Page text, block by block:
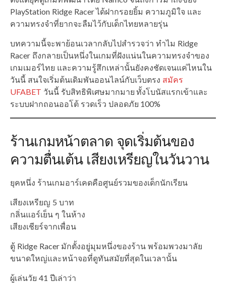
PlayStation Ridge Racer ได้ฝากรอยยิ้ม ความภูมิใจ และ
ความทรงจำที่ยากจะลืมไว้กับเด็กไทยหลายรุ่น
บทความนี้จะพาย้อนเวลากลับไปสำรวจว่า ทำไม Ridge
Racer ถึงกลายเป็นหนึ่งในเกมที่ฝังแน่นในความทรงจำของ
เกมเมอร์ไทย และความรู้สึกเหล่านั้นยังคงชัดเจนแค่ไหนใน
วันนี้ สนใจเริ่มต้นเดิมพันออนไลน์กับเว็บตรง สมัคร
UFABET วันนี้ รับสิทธิพิเศษมากมาย ทั้งโบนัสแรกเข้าและ
ระบบฝากถอนออโต้ รวดเร็ว ปลอดภัย 100%
ร้านเกมหน้าตลาด จุดเริ่มต้นของ
ความตื่นเต้น เสียงเหรียญในวันวาน
ยุคหนึ่ง ร้านเกมอาร์เคดคือศูนย์รวมของเด็กนักเรียน
เสียงเหรียญ 5 บาท
กลิ่นแอร์เย็น ๆ ในห้าง
เสียงเชียร์จากเพื่อน
ตู้ Ridge Racer มักตั้งอยู่มุมหนึ่งของร้าน พร้อมพวงมาลัย
ขนาดใหญ่และหน้าจอที่ดูทันสมัยที่สุดในเวลานั้น
ผู้เล่นวัย 41 ปีเล่าว่า